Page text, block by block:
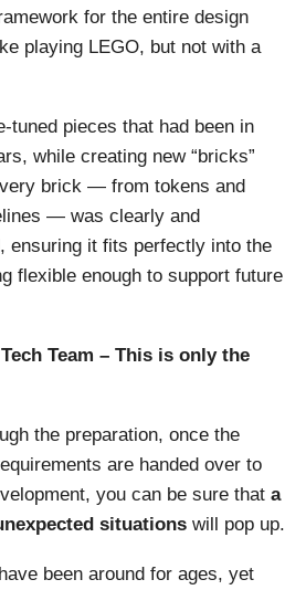
for the entire design
playing LEGO, but not with a
tuned pieces that had been in
while creating new “bricks”
brick — from tokens and
— was clearly and
ensuring it fits perfectly into the
flexible enough to support future
Team – This is only the
the preparation, once the
are handed over to
you can be sure that a
situationswill pop up.
been around for ages, yet